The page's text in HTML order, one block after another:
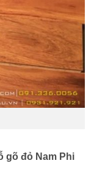
gõ đỏ Nam Phi